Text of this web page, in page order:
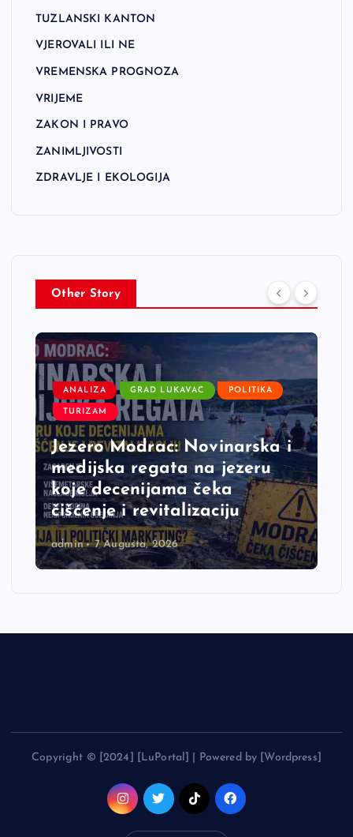
TUZLANSKI KANTON
VJEROVALI ILI NE
VREMENSKA PROGNOZA
VRIJEME
ZAKON I PRAVO
ZANIMLJIVOSTI
ZDRAVLJE I EKOLOGIJA
Other Story
ANALIZA GRAD LUKAVAC POLITIKA
TURIZAM
Jezero Modrac: Novinarska i
medijska regata na jezeru
koje decenijama čeka
čišćenje i revitalizaciju
admin 7 Augusta, 2026
Copyright © [2024] [LuPortal] | Powered by [Wordpress]